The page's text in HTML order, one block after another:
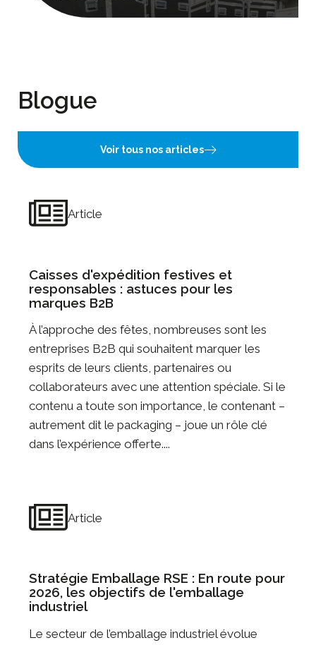
Blogue
Voir tous nos articles
Article
Caisses d'expédition festives et
responsables : astuces pour les
marques B2B
À l’approche des fêtes, nombreuses sont les
entreprises B2B qui souhaitent marquer les
esprits de leurs clients, partenaires ou
collaborateurs avec une attention spéciale. Si le
contenu a toute son importance, le contenant –
autrement dit le packaging – joue un rôle clé
dans l’expérience offerte....
Article
Stratégie Emballage RSE : En route pour
2026, les objectifs de l'emballage
industriel
Le secteur de l’emballage industriel évolue